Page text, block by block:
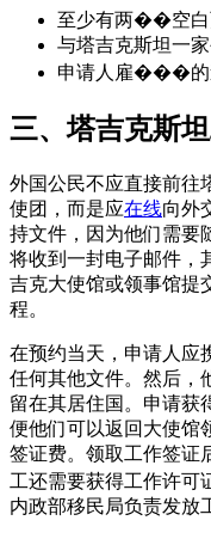
至少有两��空白
与塔吉克斯坦一
申请人雇���的
三、塔吉克斯
外国公民不应直接前往
使团，而是应在线向外
持文件，因为他们需要
将收到一封电子邮件，
吉克大使馆或领事馆提
程。
在预约当天，申请人应
任何其他文件。然后，
留在其居住国。申请获
便他们可以返回大使馆
签证费。领取工作签证
工还需要获得工作许
内政部移民局负责发放